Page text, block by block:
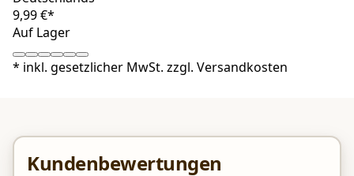
9,99 €*
Auf Lager
* inkl. gesetzlicher MwSt. zzgl. Versandkosten
Kundenbewertungen